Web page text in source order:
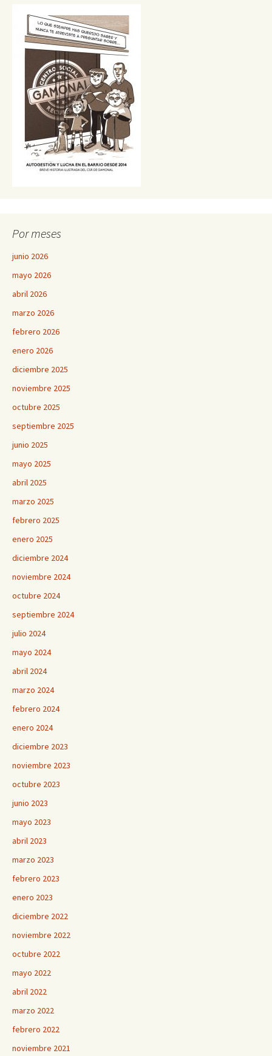
Por meses
junio 2026
mayo 2026
abril 2026
marzo 2026
febrero 2026
enero 2026
diciembre 2025
noviembre 2025
octubre 2025
septiembre 2025
junio 2025
mayo 2025
abril 2025
marzo 2025
febrero 2025
enero 2025
diciembre 2024
noviembre 2024
octubre 2024
septiembre 2024
julio 2024
mayo 2024
abril 2024
marzo 2024
febrero 2024
enero 2024
diciembre 2023
noviembre 2023
octubre 2023
junio 2023
mayo 2023
abril 2023
marzo 2023
febrero 2023
enero 2023
diciembre 2022
noviembre 2022
octubre 2022
mayo 2022
abril 2022
marzo 2022
febrero 2022
noviembre 2021